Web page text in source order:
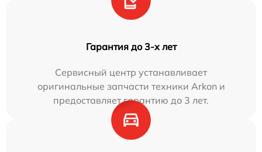
Гарантия до 3-х лет
Сервисный центр устанавливает
оригинальные запчасти техники Arkon и
предоставляет гарантию до 3 лет.